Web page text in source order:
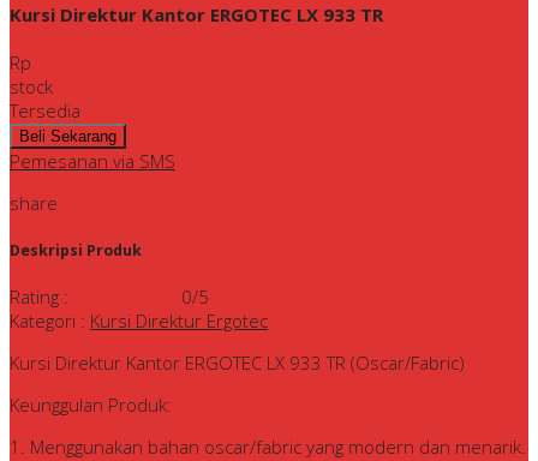
Kursi Direktur Kantor ERGOTEC LX 933 TR
Rp
stock
Tersedia
Pemesanan via SMS
share
Deskripsi Produk
Rating : 0/5
Kategori : Kursi Direktur Ergotec
Kursi Direktur Kantor ERGOTEC LX 933 TR (Oscar/Fabric)
Keunggulan Produk:
1. Menggunakan bahan oscar/fabric yang modern dan menarik.